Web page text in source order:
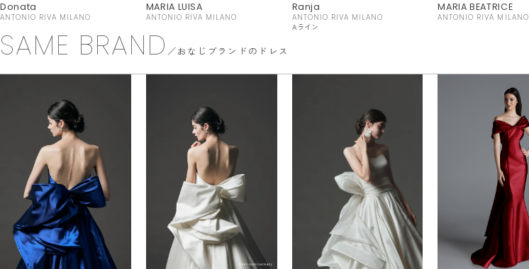
Donata
ANTONIO RIVA MILANO
MARIA LUISA
ANTONIO RIVA MILANO
Ranja
ANTONIO RIVA MILANO
Aライン
MARIA BEATRICE
ANTONIO RIVA MILANO
SAME BRAND おなじブランドのドレス